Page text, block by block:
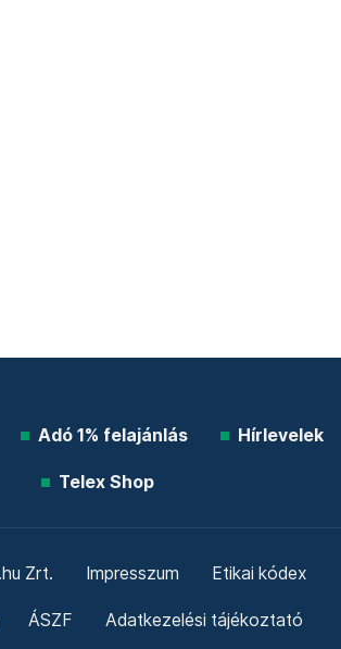
Adó 1% felajánlás Hírlevelek
Telex Shop
Zrt. Impresszum Etikai kódex
ÁSZF Adatkezelési tájékoztató